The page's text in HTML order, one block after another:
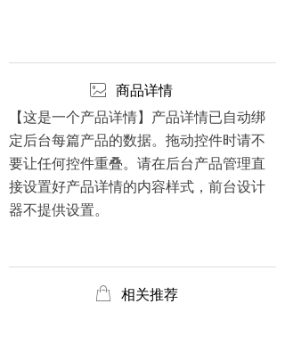
商品详情
【这是一个产品详情】产品详情已自动绑
定后台每篇产品的数据。拖动控件时请不
要让任何控件重叠。请在后台产品管理直
接设置好产品详情的内容样式，前台设计
器不提供设置。
ꂈ
ꂆ 相关推荐